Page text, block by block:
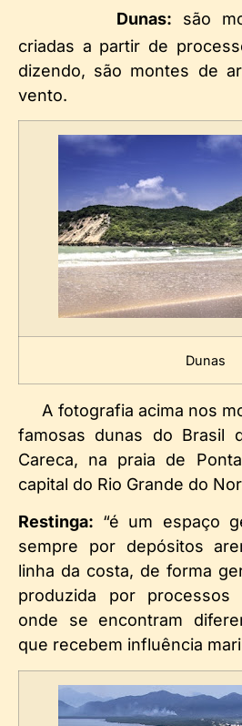
Dunas: são
criadas a partir de
dizendo, são montes de
vento.
Dunas
A fotografia acima nos
famosas dunas do Brasil
Careca, na praia de
capital do Rio Grande do
Restinga: “é um espaço
sempre por depósitos
linha da costa, de forma
produzida por processos
onde se encontram
que recebem influência